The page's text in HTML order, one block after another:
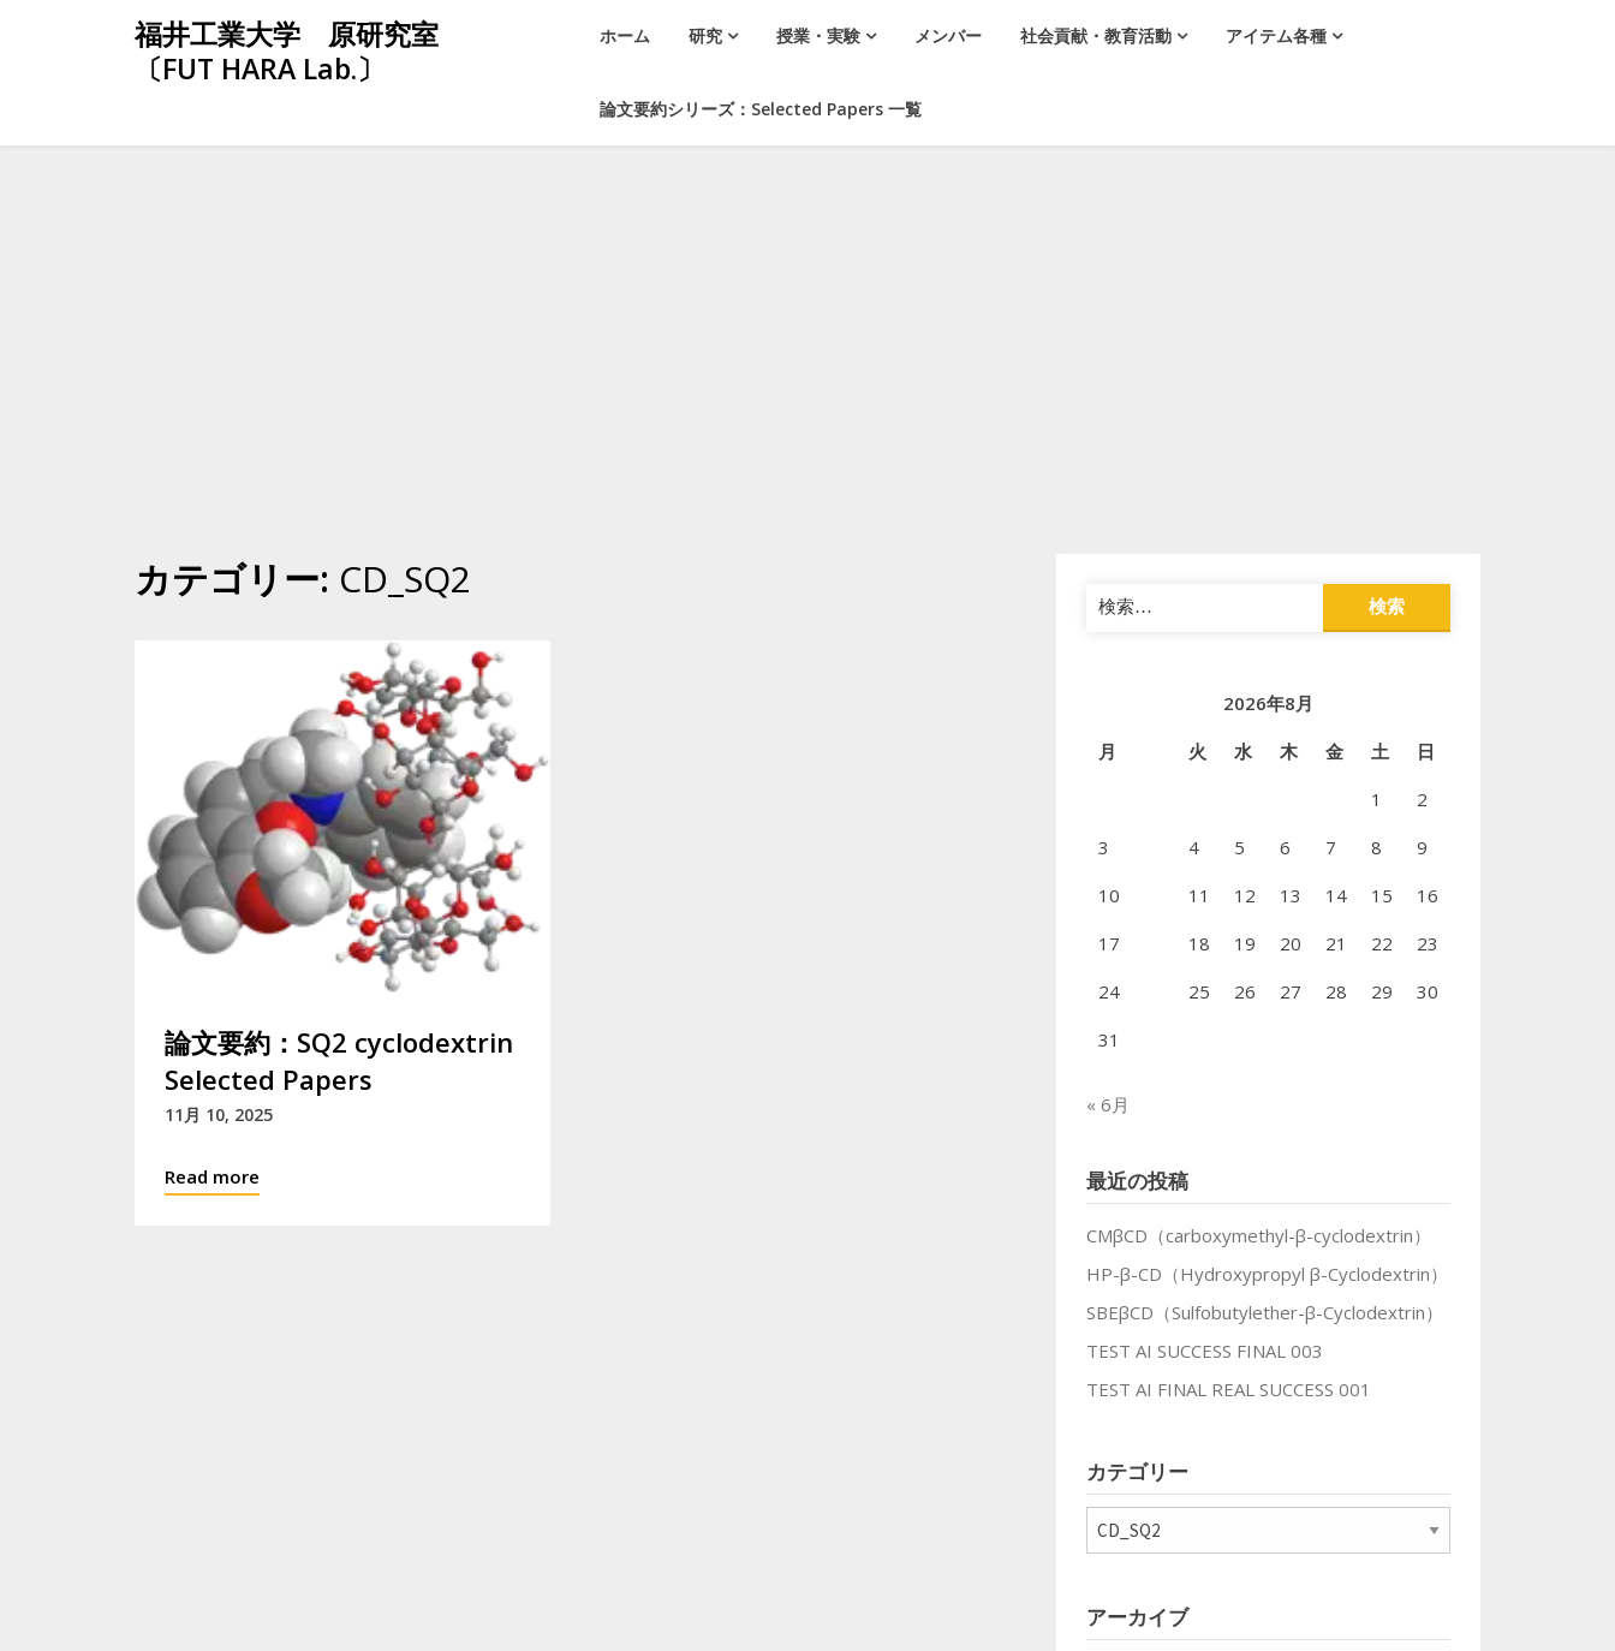
福井工業大学 原研究室
〔FUT HARA Lab.〕
ホーム 研究 授業・実験 メンバー 社会貢献・教育活動 アイテム各種
論文要約シリーズ：Selected Papers 一覧
カテゴリー: CD_SQ2
論文要約：SQ2 cyclodextrin
Selected Papers
11月 10, 2025
Read more
検
索:
2026年8月
月
火 水 木 金 土
日
1
2
3
4 5 6 7 8
9
10
11 12 13 14 15
16
17
18 19 20 21 22
23
24
25 26 27 28 29
30
31
« 6月
最近の投稿
CMβCD（carboxymethyl-β-cyclodextrin）
HP-β-CD（Hydroxypropyl β-Cyclodextrin）
SBEβCD（Sulfobutylether-β-Cyclodextrin）
TEST AI SUCCESS FINAL 003
TEST AI FINAL REAL SUCCESS 001
カテゴリー
カ
ー
アーカイブ